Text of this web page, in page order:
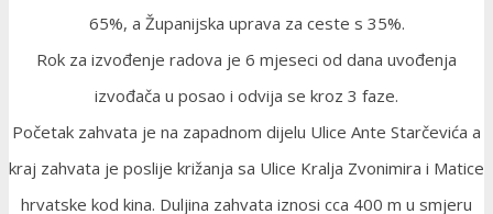
65%, a Županijska uprava za ceste s 35%.
Rok za izvođenje radova je 6 mjeseci od dana uvođenja
izvođača u posao i odvija se kroz 3 faze.
Početak zahvata je na zapadnom dijelu Ulice Ante Starčevića a
kraj zahvata je poslije križanja sa Ulice Kralja Zvonimira i Matice
hrvatske kod kina. Duljina zahvata iznosi cca 400 m u smjeru